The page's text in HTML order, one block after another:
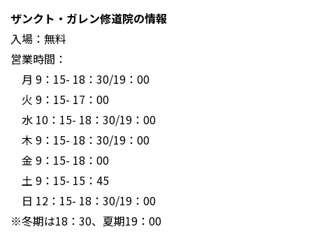
ザンクト・ガレン修道院の情報
入場：無料
営業時間：
月 9：15- 18：30/19：00
火 9：15- 17：00
水 10：15- 18：30/19：00
木 9：15- 18：30/19：00
金 9：15- 18：00
土 9：15- 15：45
日 12：15- 18：30/19：00
※冬期は18：30、夏期19：00